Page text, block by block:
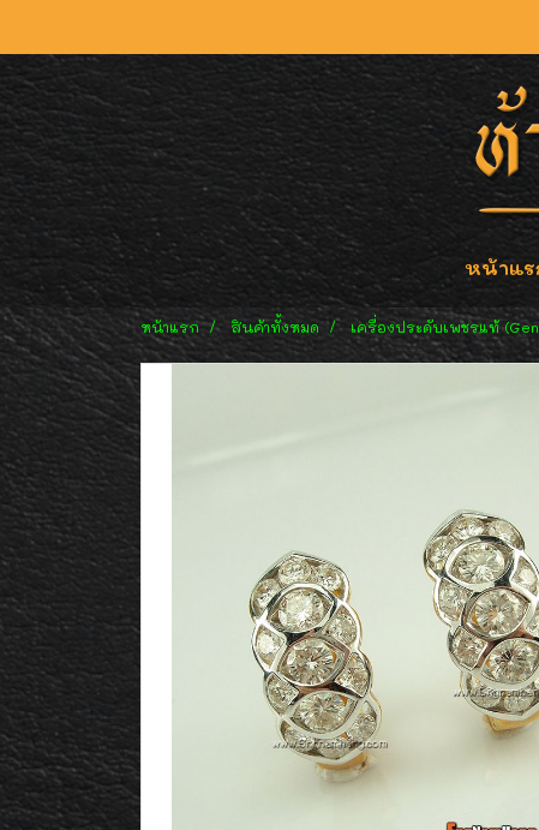
หน้าแร
หน้าแรก สินค้าทั้งหมด เครื่องประดับเพชรแท้